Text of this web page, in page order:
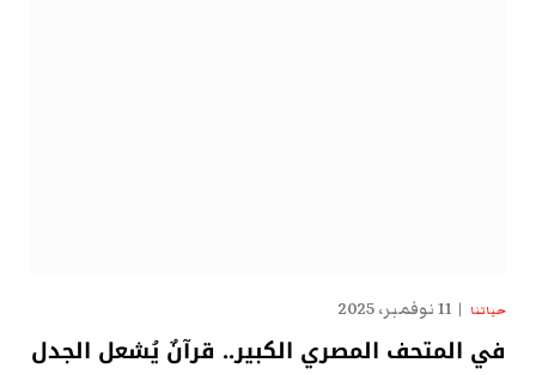
حياتنا 11 نوفمبر، 2025
في المتحف المصري الكبير.. قرآنٌ يُشعل الجدل